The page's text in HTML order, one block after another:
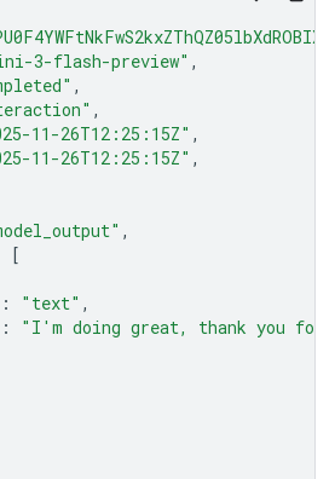
3-flash-preview" ,
,
,
11-26T12:25:15Z" ,
11-26T12:25:15Z" ,
,
[
: "text" ,
:
"I'm doing great, thank you for